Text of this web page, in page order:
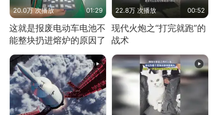
20.0万 次播放 01:29
这就是报废电动车电池不
能整块扔进熔炉的原因了
22.8万 次播放 00:52
现代火炮之“打完就跑”的
战术